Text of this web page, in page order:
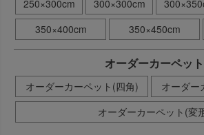
250×300cm 300×300cm
350×400cm
350×450cm
オーダーカーペット
オーダーカーペット(四角)
オーダー
オーダーカーペット(変